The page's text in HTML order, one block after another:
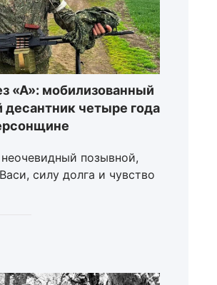
«А»: мобилизованный
десантник четыре года
позывной,
силу долга и чувство